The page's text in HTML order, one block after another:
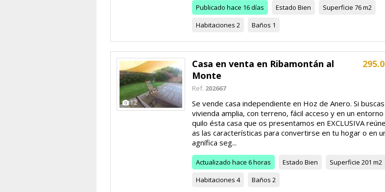
Publicado hace 16 días Estado Bien Superficie 76 m2
Habitaciones 2 Baños 1
12
Casa en venta en Ribamontán al
Monte
Ref. 202667
Se vende casa independiente en Hoz de Anero. Si
vivienda amplia, con terreno, fácil acceso y en un
quilo ésta casa que os presentamos en EXCLUSIVA
as las características para convertirse en tu hogar o en
agnífica seg...
Actualizado hace 6 horas Estado Bien Superficie 201 m2
Habitaciones 4 Baños 2